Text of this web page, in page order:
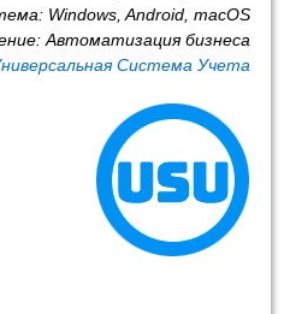
Windows, Android, macOS
Автоматизация бизнеса
Система Учета